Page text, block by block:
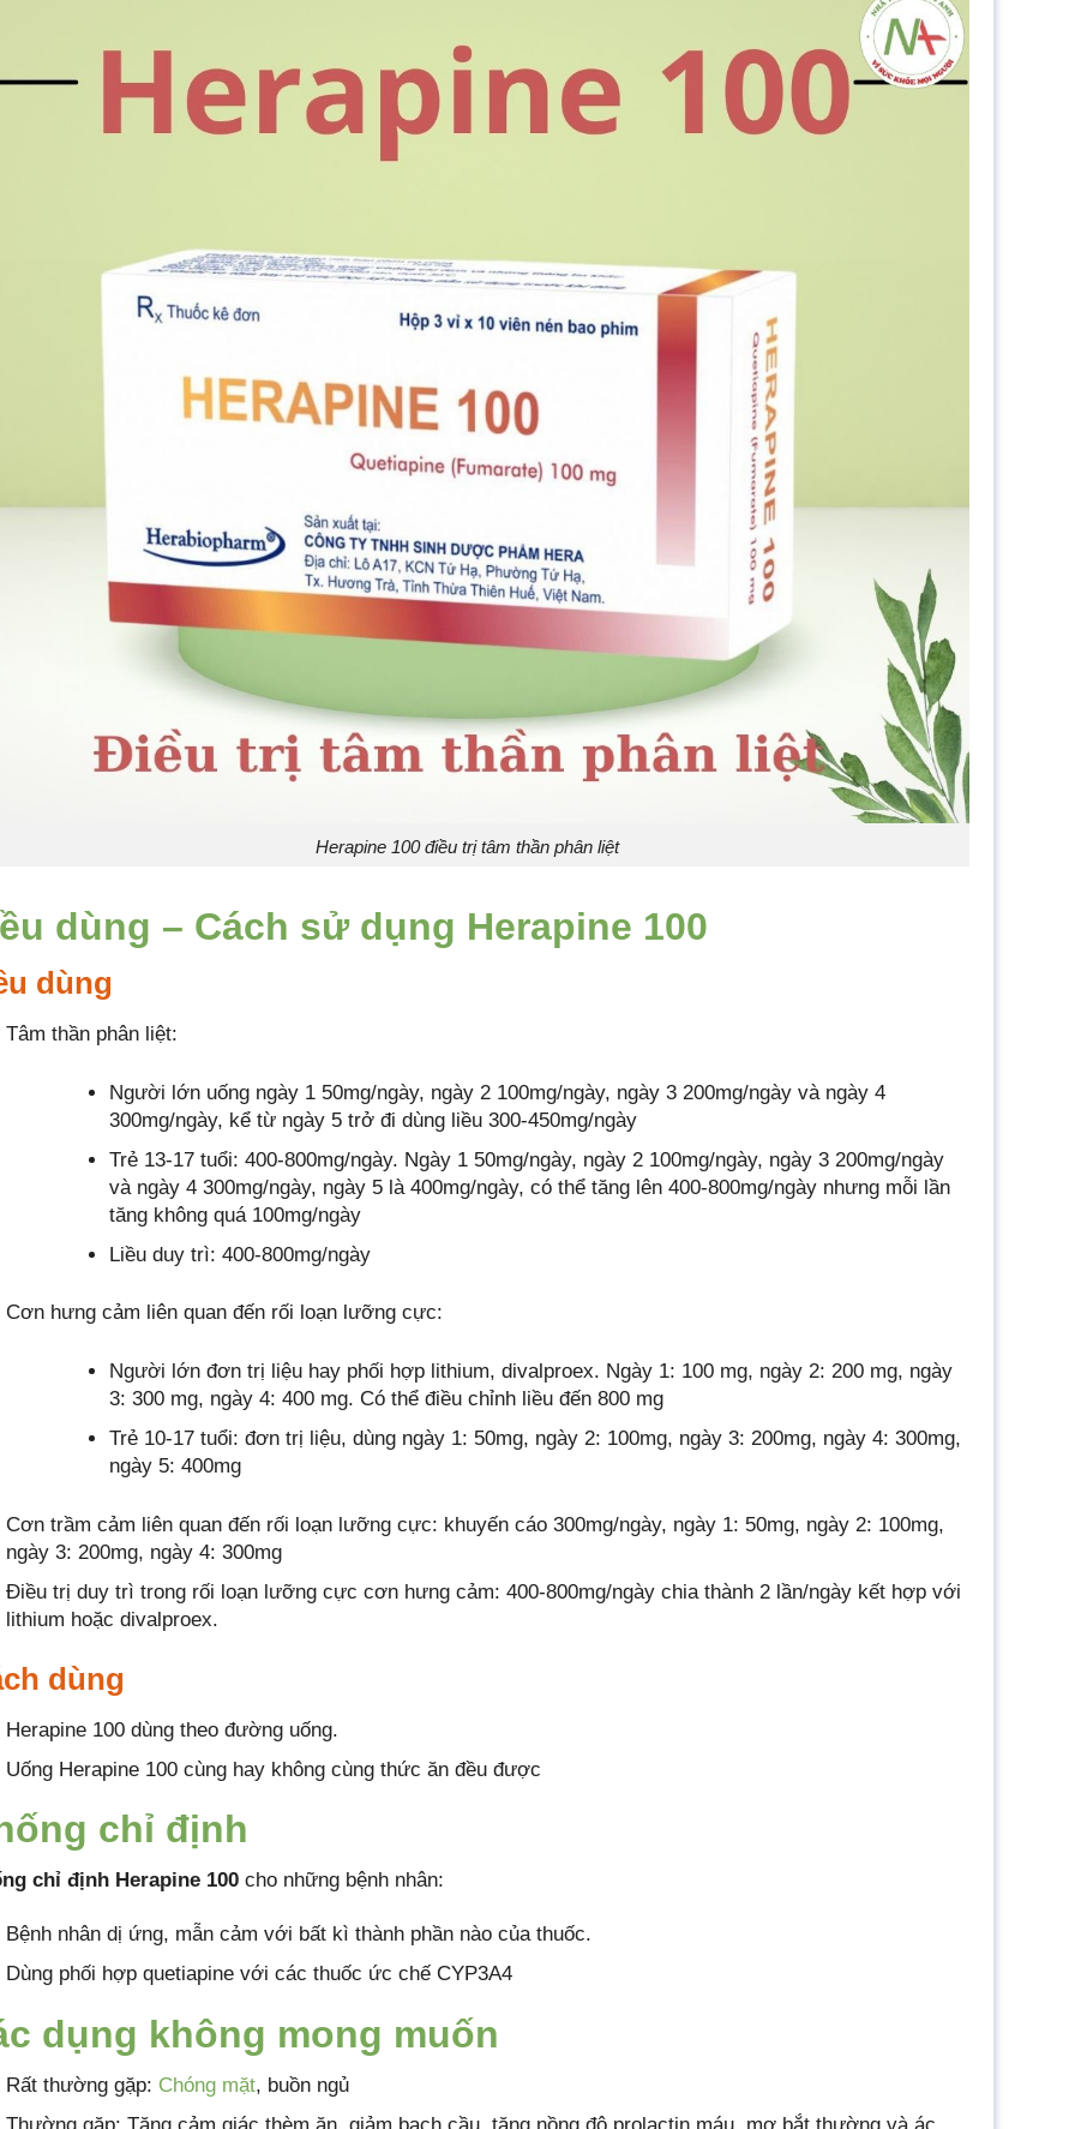
Herapine 100 điều trị tâm thần phân liệt
dùng – Cách sử dụng Herapine 100
dùng
Tâm thần phân liệt:
Người lớn uống ngày 1 50mg/ngày, ngày 2 100mg/ngày, ngày 3 200mg/ngày và ngày 4
300mg/ngày, kể từ ngày 5 trở đi dùng liều 300-450mg/ngày
Trẻ 13-17 tuổi: 400-800mg/ngày. Ngày 1 50mg/ngày, ngày 2 100mg/ngày, ngày 3 200mg/ngày
và ngày 4 300mg/ngày, ngày 5 là 400mg/ngày, có thể tăng lên 400-800mg/ngày nhưng mỗi lần
tăng không quá 100mg/ngày
Liều duy trì: 400-800mg/ngày
Cơn hưng cảm liên quan đến rối loạn lưỡng cực:
Người lớn đơn trị liệu hay phối hợp lithium, divalproex. Ngày 1: 100 mg, ngày 2: 200 mg, ngày
3: 300 mg, ngày 4: 400 mg. Có thể điều chỉnh liều đến 800 mg
Trẻ 10-17 tuổi: đơn trị liệu, dùng ngày 1: 50mg, ngày 2: 100mg, ngày 3: 200mg, ngày 4: 300mg,
ngày 5: 400mg
Cơn trầm cảm liên quan đến rối loạn lưỡng cực: khuyến cáo 300mg/ngày, ngày 1: 50mg, ngày 2: 100mg,
ngày 3: 200mg, ngày 4: 300mg
Điều trị duy trì trong rối loạn lưỡng cực cơn hưng cảm: 400-800mg/ngày chia thành 2 lần/ngày kết hợp với
lithium hoặc divalproex.
dùng
Herapine 100 dùng theo đường uống.
Uống Herapine 100 cùng hay không cùng thức ăn đều được
chỉ định
chỉ định Herapine 100 cho những bệnh nhân:
Bệnh nhân dị ứng, mẫn cảm với bất kì thành phần nào của thuốc.
Dùng phối hợp quetiapine với các thuốc ức chế CYP3A4
dụng không mong muốn
Rất thường gặp: Chóng mặt, buồn ngủ